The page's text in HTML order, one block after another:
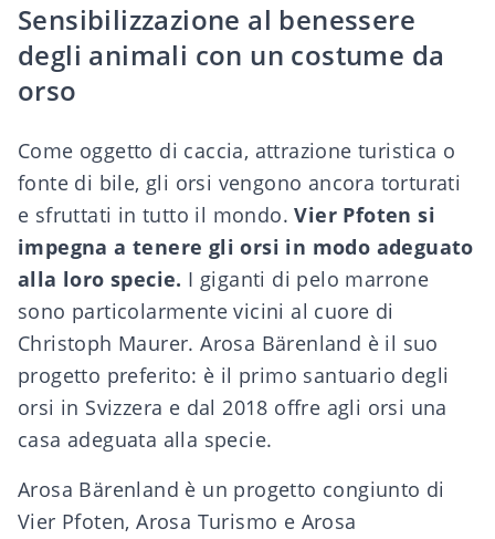
Sensibilizzazione al benessere
degli animali con un costume da
orso
Come oggetto di caccia, attrazione turistica o
fonte di bile, gli orsi vengono ancora torturati
e sfruttati in tutto il mondo.Vier Pfoten si
impegna a tenere gli orsi in modo adeguato
alla loro specie. I giganti di pelo marrone
sono particolarmente vicini al cuore di
Christoph Maurer.Arosa Bärenland è il suo
progetto preferito: è il primo santuario degli
orsi in Svizzera e dal 2018 offre agli orsi una
casa adeguata alla specie.
Arosa Bärenland è un progetto congiunto di
Vier Pfoten, Arosa Turismo e Arosa